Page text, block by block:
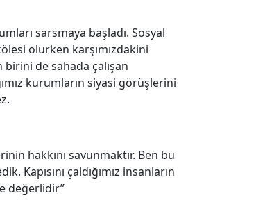
sarsmaya başladı. Sosyal
olurken karşımızdakini
de sahada çalışan
kurumların siyasi görüşlerini
hakkını savunmaktır. Ben bu
çaldığımız insanların
değerlidir”